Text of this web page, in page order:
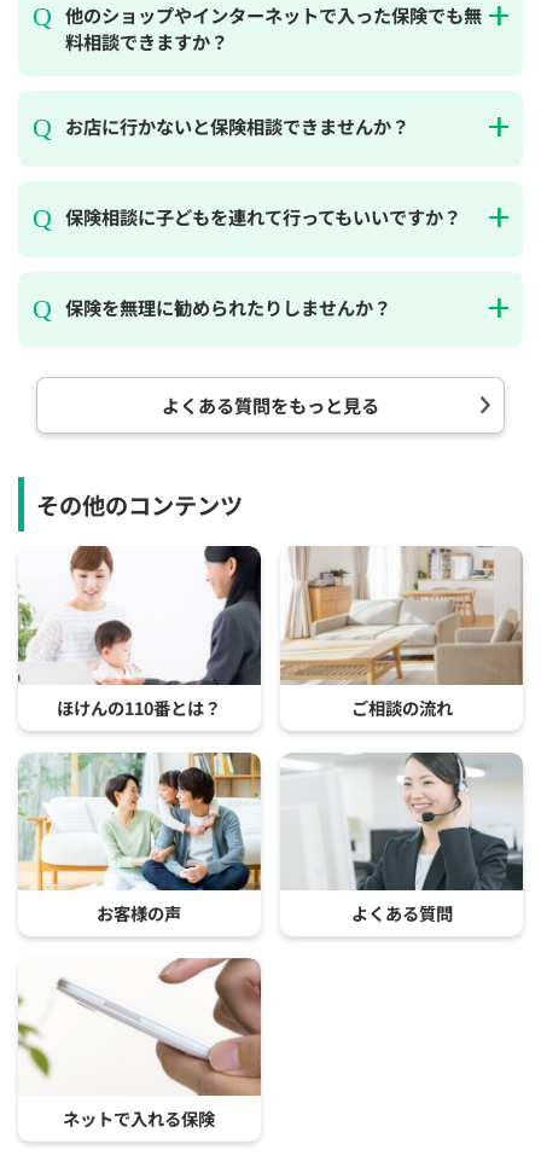
他のショップやインターネットで入った保険でも無
料相談できますか？
お店に行かないと保険相談できませんか？
保険相談に子どもを連れて行ってもいいですか？
保険を無理に勧められたりしませんか？
よくある質問をもっと見る
その他のコンテンツ
ほけんの110番とは？ ご相談の流れ
お客様の声 よくある質問
ネットで入れる保険